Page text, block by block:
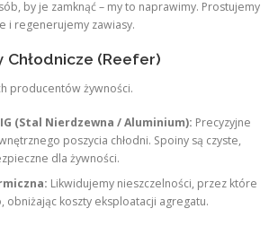
by je zamknąć – my to naprawimy. Prostujemy
i regenerujemy zawiasy.
Chłodnicze (Reefer)
producentów żywności.
(Stal Nierdzewna / Aluminium): Precyzyjne
poszycia chłodni. Spoiny są czyste,
dla żywności.
Likwidujemy nieszczelności, przez które
obniżając koszty eksploatacji agregatu.